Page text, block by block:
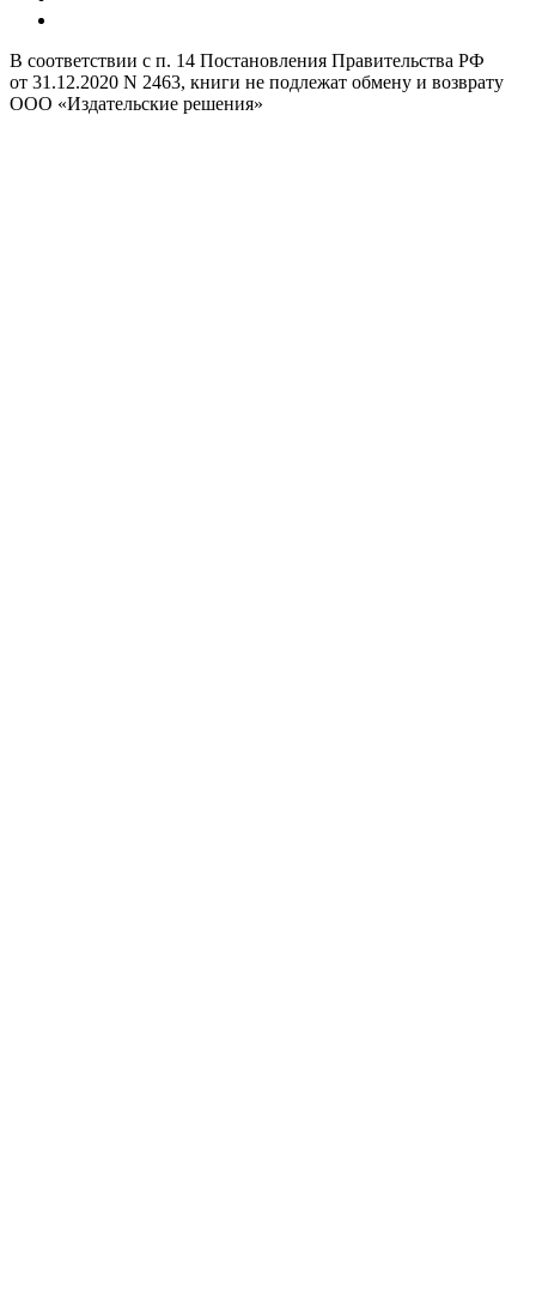
В соответствии с п. 14 Постановления Правительства РФ
от 31.12.2020 N 2463, книги не подлежат обмену и возврату
ООО «Издательские решения»